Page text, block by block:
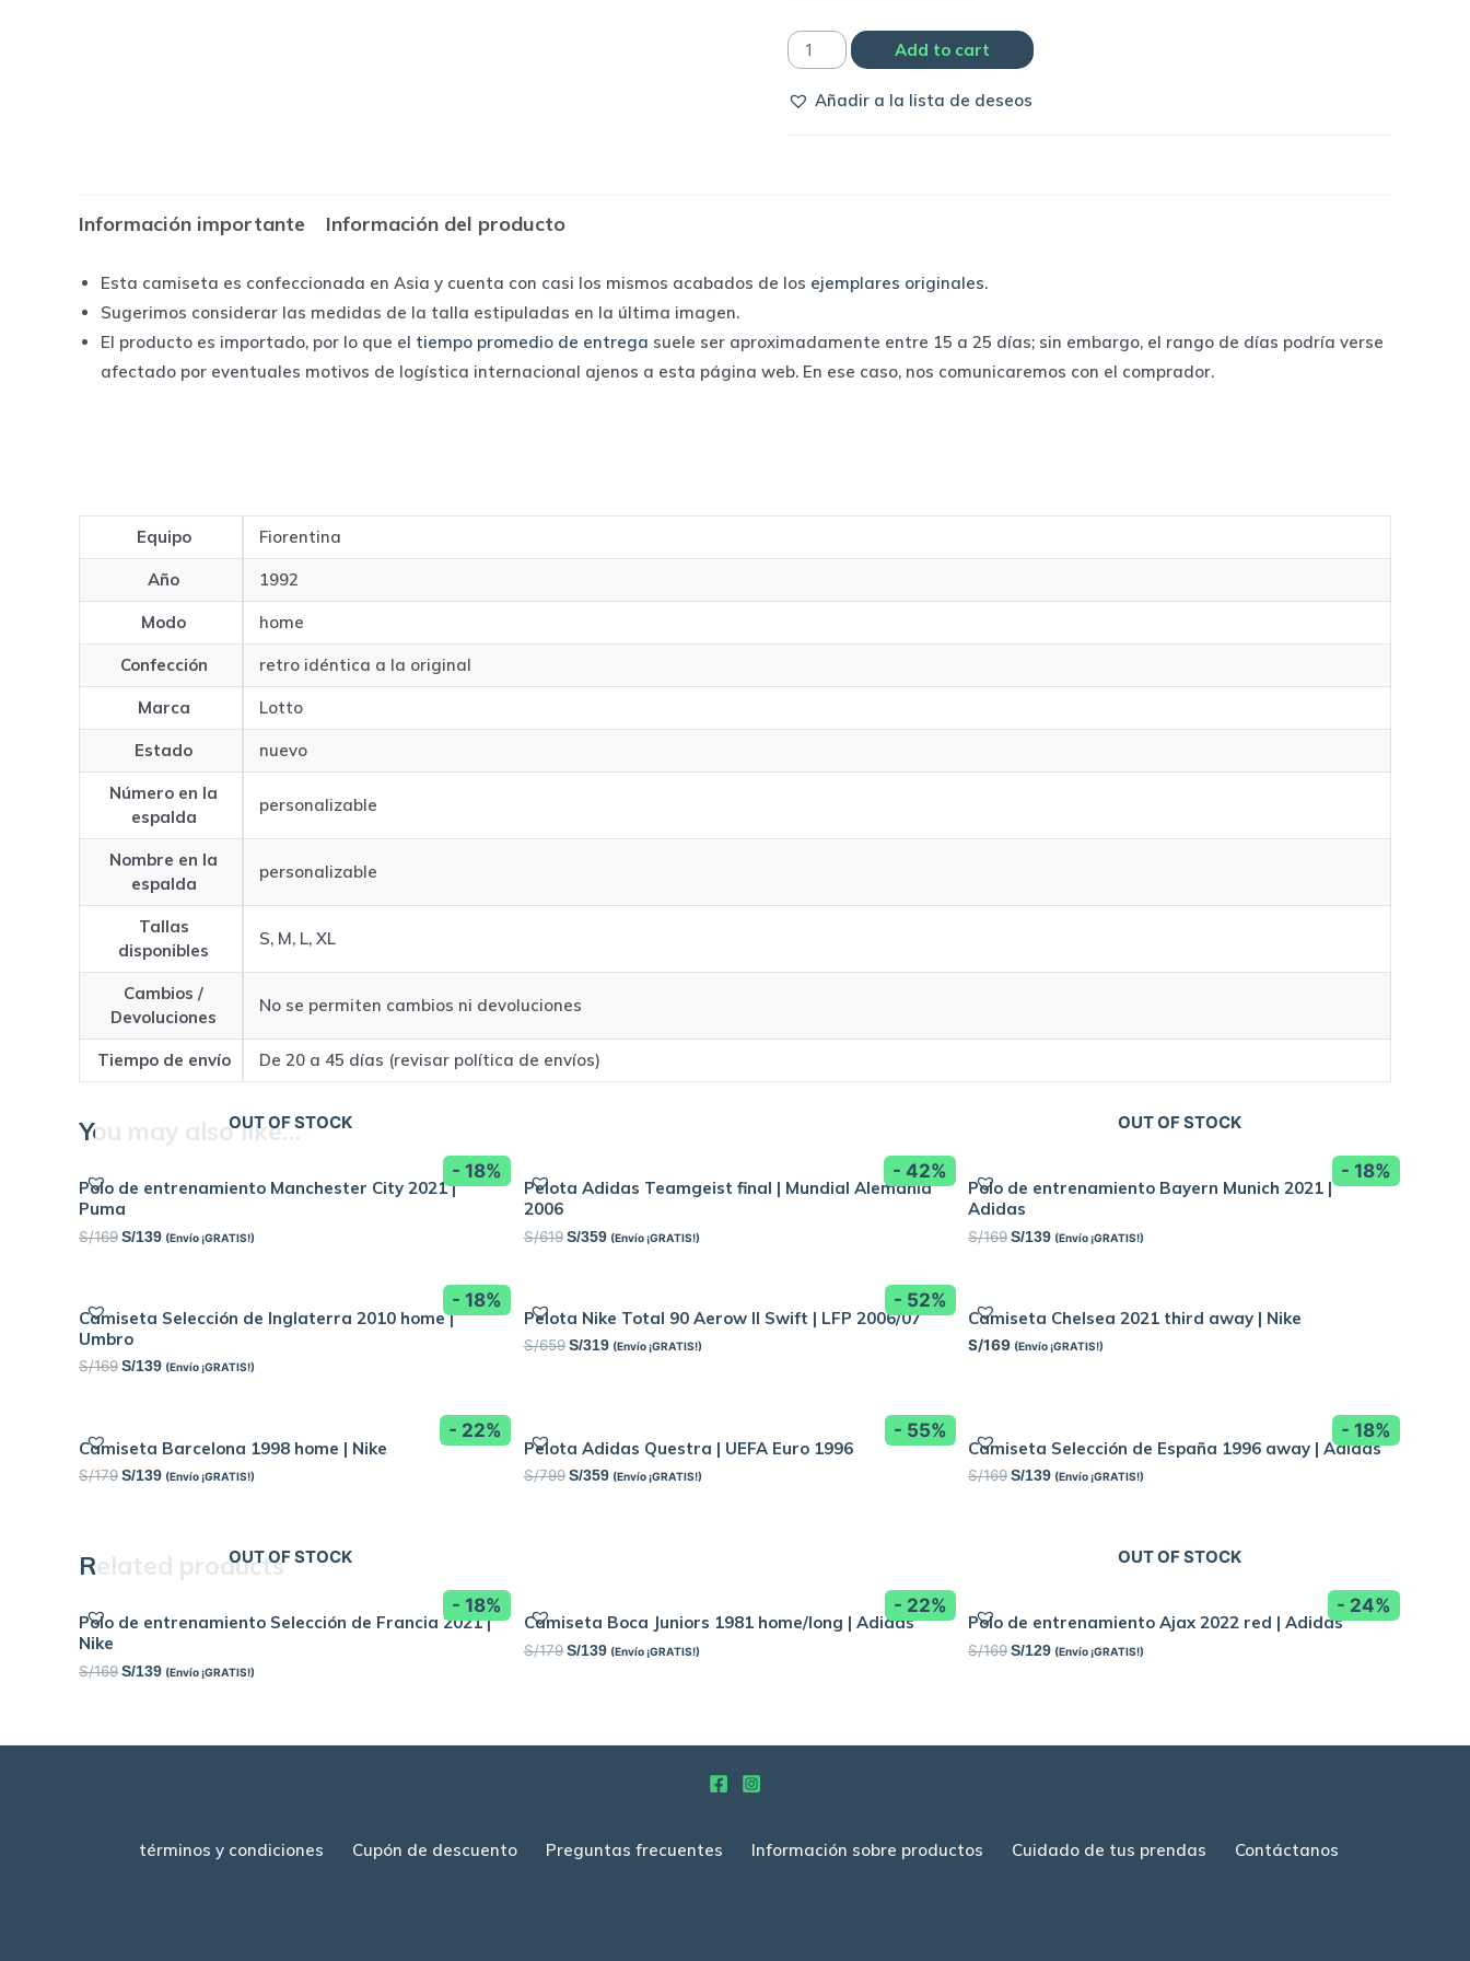
Camiseta
1992
Add to cart
Añadir a la lista de deseos
Información importante Información del producto
Esta camiseta es confeccionada en Asia y cuenta con casi los mismos acabados de los ejemplares originales.
Sugerimos considerar las medidas de la talla estipuladas en la última imagen.
El producto es importado, por lo que el tiempo promedio de entrega suele ser aproximadamente entre 15 a 25 días; sin embargo, el rango de días podría verse
afectado por eventuales motivos de logística internacional ajenos a esta página web. En ese caso, nos comunicaremos con el comprador.
Equipo Fiorentina
Año 1992
Modo home
Confección retro idéntica a la original
Marca Lotto
Estado nuevo
Número en la
espalda
personalizable
Nombre en la
espalda
personalizable
Tallas
disponibles
S, M, L, XL
Cambios /
Devoluciones
No se permiten cambios ni devoluciones
Tiempo de envío De 20 a 45 días (revisar política de envíos)
You may also like…
- 18%
OUT OF STOCK
Polo de entrenamiento Manchester City 2021 |
Puma
S/169 S/139 (Envío ¡GRATIS!)
- 42%
Pelota Adidas Teamgeist final | Mundial Alemania
2006
S/619 S/359 (Envío ¡GRATIS!)
- 18%
OUT OF STOCK
Polo de entrenamiento Bayern Munich 2021 |
Adidas
S/169 S/139 (Envío ¡GRATIS!)
- 18%
Camiseta Selección de Inglaterra 2010 home |
Umbro
S/169 S/139 (Envío ¡GRATIS!)
- 52%
Pelota Nike Total 90 Aerow II Swift | LFP 2006/07
S/659 S/319 (Envío ¡GRATIS!)
Camiseta Chelsea 2021 third away | Nike
S/169 (Envío ¡GRATIS!)
- 22%
Camiseta Barcelona 1998 home | Nike
S/179 S/139 (Envío ¡GRATIS!)
- 55%
Pelota Adidas Questra | UEFA Euro 1996
S/799 S/359 (Envío ¡GRATIS!)
- 18%
Camiseta Selección de España 1996 away | Adidas
S/169 S/139 (Envío ¡GRATIS!)
Related products
- 18%
OUT OF STOCK
Polo de entrenamiento Selección de Francia 2021 |
Nike
S/169 S/139 (Envío ¡GRATIS!)
- 22%
Camiseta Boca Juniors 1981 home/long | Adidas
S/179 S/139 (Envío ¡GRATIS!)
- 24%
OUT OF STOCK
Polo de entrenamiento Ajax 2022 red | Adidas
S/169 S/129 (Envío ¡GRATIS!)
términos y condiciones Cupón de descuento Preguntas frecuentes Información sobre productos Cuidado de tus prendas Contáctanos